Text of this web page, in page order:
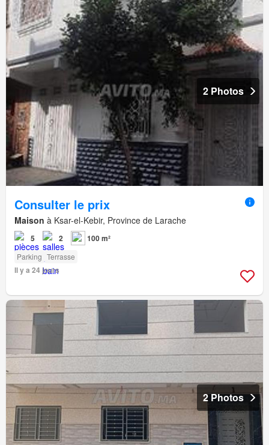
2 Photos
Consulter le prix
Maison à Ksar-el-Kebir, Province de Larache
5 2 100 m²
Parking Terrasse
Il y a 24 jours
2 Photos